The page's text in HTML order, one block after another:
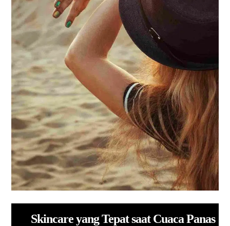
Skincare yang Tepat saat Cuaca Panas